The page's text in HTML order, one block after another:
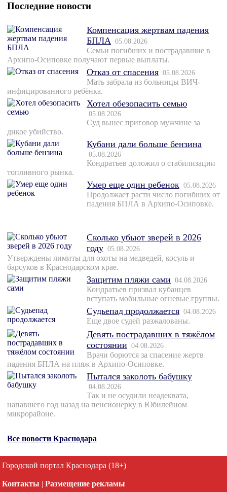
Последние новости
Компенсация жертвам падения
БПЛА 05.08.2026
Семьи погибших и пострадавшие в
Архипо-Осиповке получают первые выплаты.
Отказ от спасения 05.08.2026
Мать забрала из больницы ВИЧ-
инфицированного ребёнка.
Хотел обезопасить семью
05.08.2026
Суд вынес приговор мужчине за
дикое убийство.
Кубани дали больше бензина
05.08.2026
Кондратьев доложил о стабилизации
топливного рынка.
Умер еще один ребенок 05.08.2026
Продолжает расти число погибших от
падения БПЛА в Архипо-Осиповке.
Сколько убьют зверей в 2026
году 05.08.2026
Утверждены лимиты для охоты на медведей, косуль и
барсуков в Краснодарском крае.
Защитим пляжи сами 04.08.2026
Кондратьев призвал кубанцев
вступать мобильные огневые группы.
Судьепад продолжается 04.08.2026
Еще двое судей разжалованы.
Девять пострадавших в тяжёлом
состоянии 04.08.2026
Врачи борются за спасение жертв
падения БПЛА на пляж в Архипо-Осиповке.
Пытался заколоть бабушку
04.08.2026
Так и не осудили неадеквата,
напавшего год назад на пенсионерку в Юбилейном
микрорайоне.
Все новости Краснодара
Городской портал Краснодара (18+)
Контакты | Размещение рекламы